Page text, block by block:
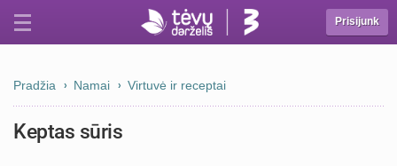
Prisijunk
Pradžia Namai Virtuvė ir receptai
Keptas sūris